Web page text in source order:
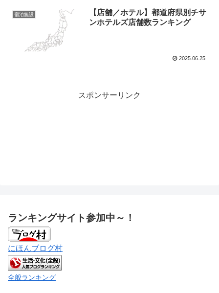
宿泊施設
【店舗／ホテル】都道府県別チサ
ンホテルズ店舗数ランキング
2025.06.25
スポンサーリンク
ランキングサイト参加中～！
にほんブログ村
全般ランキング